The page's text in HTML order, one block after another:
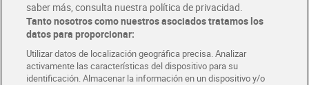
saber más, consulta nuestra política de privacidad.
Tanto nosotros como nuestros asociados tratamos los
datos para proporcionar:
Utilizar datos de localización geográfica precisa. Analizar
activamente las características del dispositivo para su
identificación. Almacenar la información en un dispositivo y/o